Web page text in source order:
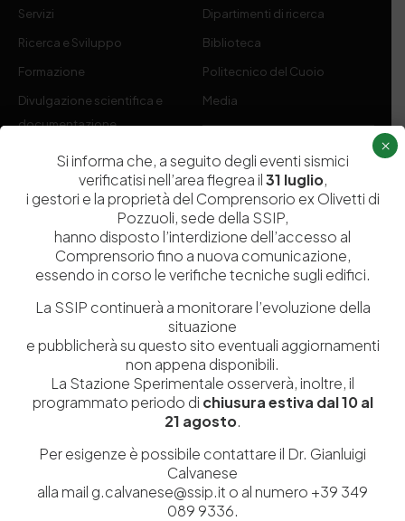
Servizi
Ricerca e Sviluppo
Formazione
Divulgazione scientifica e
documentazione
Contribuenti
Dipartimenti di ricerca
Biblioteca
Politecnico del Cuoio
Media
Amministrazione Trasparente
Codice fiscale e Partita Iva07936981211
Iscrizione REA
NA 920756
Codice di iscrizione all’Anagrafe Nazionale delle Ricerche del
MIUR 000290_EIRI
Euro9.690.240,00
stazionesperimentaleindustriapelli@legalmail.it
Sede legaleVia Campi Flegrei, 34 – 80078 Pozzuoli (NA) – Tel. +39
Si informa che, a seguito degli eventi sismici
verificatisi nell’area flegrea il31 luglio,
i gestori e la proprietà del Comprensorio ex Olivetti di
Pozzuoli, sede della SSIP,
hanno disposto l’interdizione dell’accesso al
Comprensorio fino a nuova comunicazione,
essendo in corso le verifiche tecniche sugli edifici.
La SSIP continuerà a monitorare l’evoluzione della
situazione
e pubblicherà su questo sito eventuali aggiornamenti
non appena disponibili.
La Stazione Sperimentale osserverà, inoltre, il
programmato periodo di chiusura estiva dal 10 al
21 agosto.
Per esigenze è possibile contattare il Dr. Gianluigi
Calvanese
alla mail g.calvanese@ssip.it o al numero +39 349
089 9336.
×